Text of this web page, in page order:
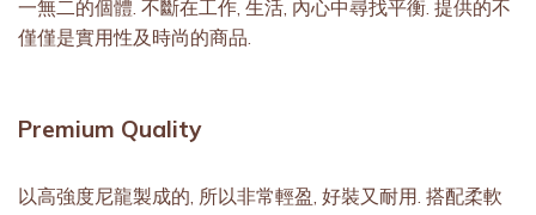
一無二的個體. 不斷在工作, 生活, 內心中尋找平衡. 提供的不
僅僅是實用性及時尚的商品.
Premium Quality
以高強度尼⿓製成的, 所以非常輕盈, 好裝又耐用. 搭配柔軟